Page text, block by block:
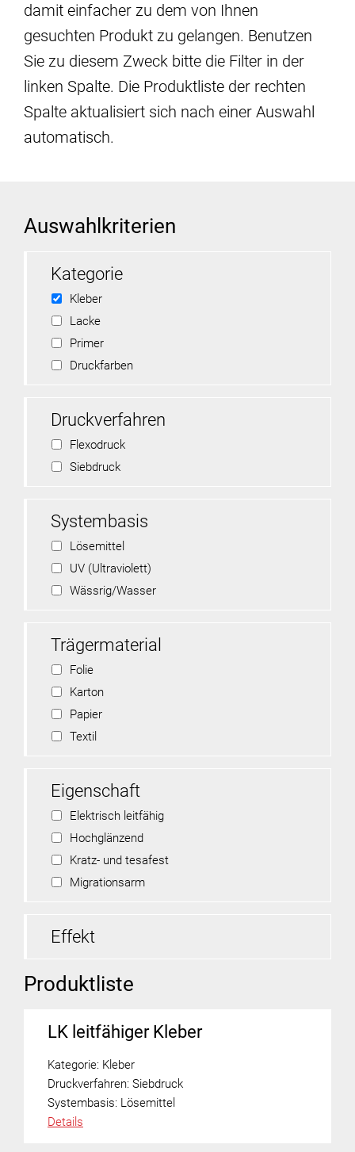
damit einfacher zu dem von Ihnen
gesuchten Produkt zu gelangen. Benutzen
Sie zu diesem Zweck bitte die Filter in der
linken Spalte. Die Produktliste der rechten
Spalte aktualisiert sich nach einer Auswahl
automatisch.
Auswahlkriterien
Kategorie
Kleber
Lacke
Primer
Druckfarben
Druckverfahren
Flexodruck
Siebdruck
Systembasis
Lösemittel
UV (Ultraviolett)
Wässrig/Wasser
Trägermaterial
Folie
Karton
Papier
Textil
Eigenschaft
Elektrisch leitfähig
Hochglänzend
Kratz- und tesafest
Migrationsarm
Effekt
Produktliste
LK leitfähiger Kleber
Kategorie: Kleber
Druckverfahren: Siebdruck
Systembasis: Lösemittel
Details